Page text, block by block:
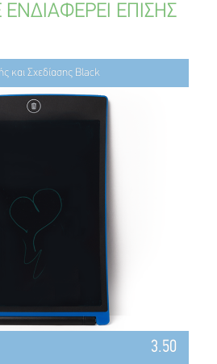
ΕΠΙΣΗΣ
και Σχεδίασης Black
3.50